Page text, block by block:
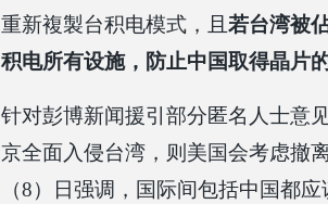
重新複製台积电模式，且 若台湾被
积电所有设施，防止中国取得晶片的
针对彭博新闻援引部分匿名人士意
京全面入侵台湾，则美国会考虑撤
（8）日强调，国际间包括中国都